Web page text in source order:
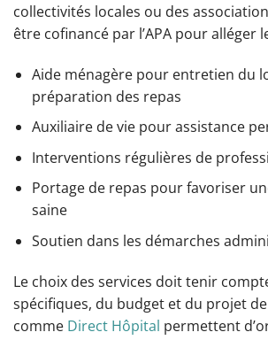
collectivités locales ou des
être cofinancé par l’APA pour alléger
Aide ménagère pour entretien du
préparation des repas
Auxiliaire de vie pour assistance
Interventions régulières de
Portage de repas pour favoriser
saine
Soutien dans les démarches
Le choix des services doit tenir
spécifiques, du budget et du projet de
comme Direct Hôpital permettent